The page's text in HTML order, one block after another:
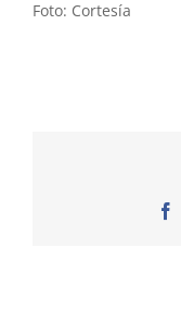
Foto: Cortesía